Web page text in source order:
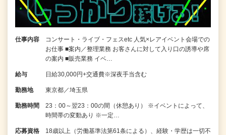
仕事内容
コンサート・ライブ・フェスetc 人気×レアイベント会場での
お仕事 ■案内／整理業務 お客さんに対して入り口の誘導や席
の案内 ■販売業務 イベ…
給与 日給30,000円+交通費※深夜手当含む
勤務地 東京都／埼玉県
勤務時間
23：00～翌23：00の間（休憩あり） ※イベントによって、
時間帯の変動あり ※一定…
応募資格 18歳以上（労働基準法第61条による）、経験・学歴は一切不